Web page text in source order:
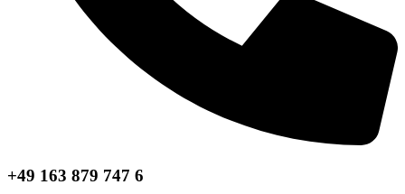
+49 163 879 747 6